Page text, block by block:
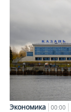
Экономика 00:00